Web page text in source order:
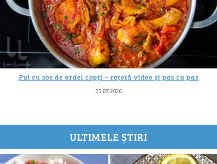
Pui cu sos de ardei copți – rețetă video și pas cu pas
25.07.2026
ULTIMELE ȘTIRI